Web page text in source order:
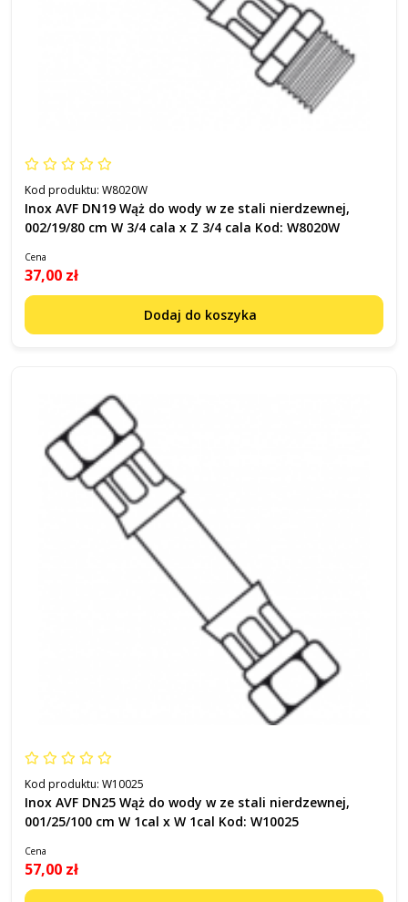
Kod produktu: W8020W
Inox AVF DN19 Wąż do wody w ze stali nierdzewnej,
002/19/80 cm W 3/4 cala x Z 3/4 cala Kod: W8020W
Cena
37,00 zł
Dodaj do koszyka
Kod produktu: W10025
Inox AVF DN25 Wąż do wody w ze stali nierdzewnej,
001/25/100 cm W 1cal x W 1cal Kod: W10025
Cena
57,00 zł